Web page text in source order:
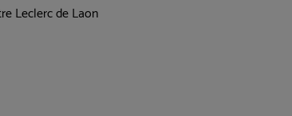
Leclerc de Laon